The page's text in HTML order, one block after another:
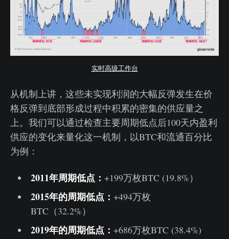
实时高级工作台
从机制上讲，这些未实现利润的大幅反弹发生在价
格反弹到底部形成过程中积累的密集的供应量之
上。我们可以通过检查主要周期低点后100天内盈利
供应的变化来量化这一机制，以BTC和流通百分比
为例：
2011年周期低点： +199万枚BTC (19.8%）
2015年的周期低点： +494万枚
BTC（32.2%）
2019年的周期低点： +686万枚BTC (38.4%)